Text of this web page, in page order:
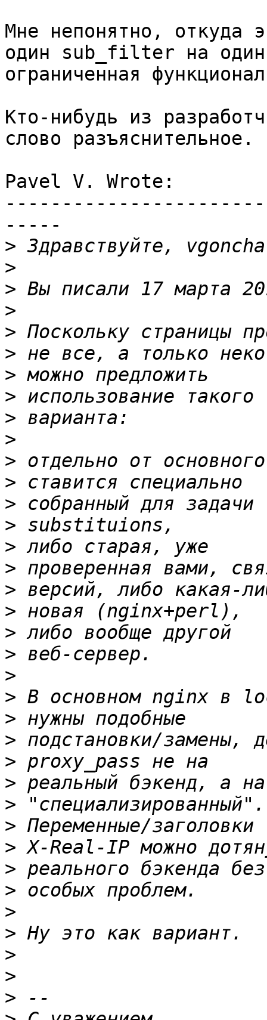
Мне непонятно, откуда
один sub_filter на
ограниченная
Кто-нибудь из
слово разъяснительное.
Pavel V. Wrote:
-----
>
>
>
>
>
>
>
>
>
>
>
>
>
>
>
>
>
>
>
>
>
>
>
>
>
>
>
>
>
>
>
>
>
>
>
>